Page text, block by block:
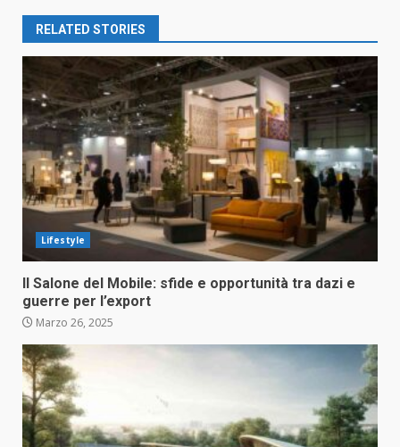
RELATED STORIES
Lifestyle
Il Salone del Mobile: sfide e opportunità tra dazi e
guerre per l’export
Marzo 26, 2025